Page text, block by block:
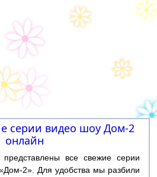
серии видео шоу Дом-2
онлайн
все свежие серии
2». Для удобства мы разбили